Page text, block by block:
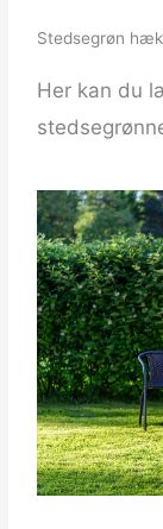
Stedsegrøn
Her kan du